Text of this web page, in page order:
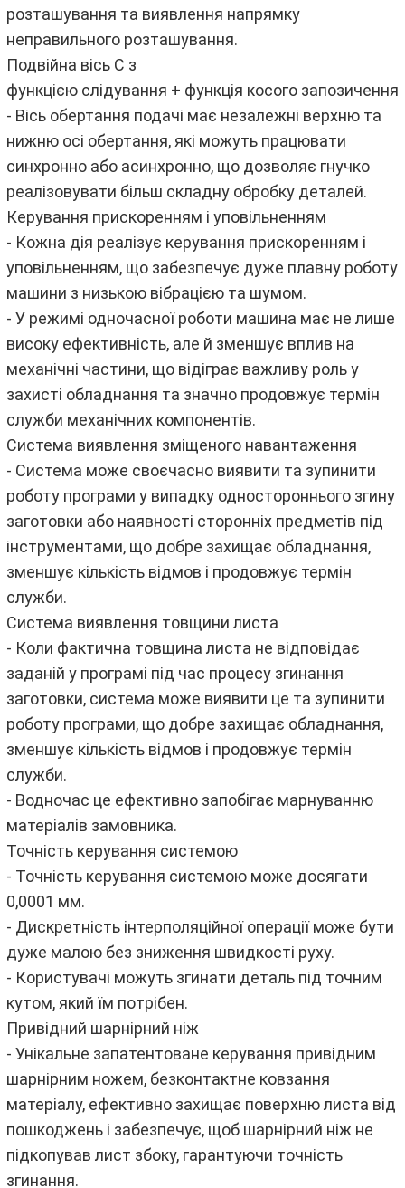
розташування та виявлення напрямку
неправильного розташування.
Подвійна вісь C з
функцією слідування + функція косого запозичення
- Вісь обертання подачі має незалежні верхню та
нижню осі обертання, які можуть працювати
синхронно або асинхронно, що дозволяє гнучко
реалізовувати більш складну обробку деталей.
Керування прискоренням і уповільненням
- Кожна дія реалізує керування прискоренням і
уповільненням, що забезпечує дуже плавну роботу
машини з низькою вібрацією та шумом.
- У режимі одночасної роботи машина має не лише
високу ефективність, але й зменшує вплив на
механічні частини, що відіграє важливу роль у
захисті обладнання та значно продовжує термін
служби механічних компонентів.
Система виявлення зміщеного навантаження
- Система може своєчасно виявити та зупинити
роботу програми у випадку одностороннього згину
заготовки або наявності сторонніх предметів під
інструментами, що добре захищає обладнання,
зменшує кількість відмов і продовжує термін
служби.
Система виявлення товщини листа
- Коли фактична товщина листа не відповідає
заданій у програмі під час процесу згинання
заготовки, система може виявити це та зупинити
роботу програми, що добре захищає обладнання,
зменшує кількість відмов і продовжує термін
служби.
- Водночас це ефективно запобігає марнуванню
матеріалів замовника.
Точність керування системою
- Точність керування системою може досягати
0,0001 мм.
- Дискретність інтерполяційної операції може бути
дуже малою без зниження швидкості руху.
- Користувачі можуть згинати деталь під точним
кутом, який їм потрібен.
Привідний шарнірний ніж
- Унікальне запатентоване керування привідним
шарнірним ножем, безконтактне ковзання
матеріалу, ефективно захищає поверхню листа від
пошкоджень і забезпечує, щоб шарнірний ніж не
підкопував лист збоку, гарантуючи точність
згинання.